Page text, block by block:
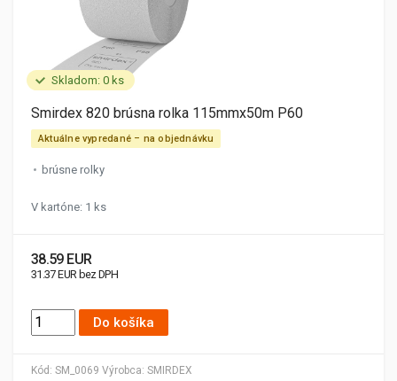
Skladom: 0 ks
Kód: SM_0069 Výrobca: SMIRDEX
Smirdex 820 brúsna rolka 115mmx50m P60
Aktuálne vypredané – na objednávku
brúsne rolky
V kartóne: 1 ks
38.59 EUR
31.37 EUR bez DPH
Do košíka